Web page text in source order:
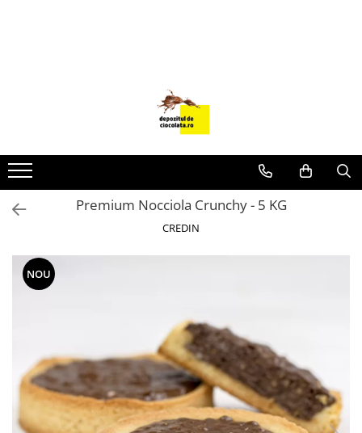
GLAZURI, UMPLUTURI, CREME
USTENSILE SI FORME SILICON
PASTA DE ZAHAR
DIVERSE
FRISCA, UNT, LAPTE CONDENSAT
Premium Nocciola Crunchy - 5 KG
CREDIN
NOU